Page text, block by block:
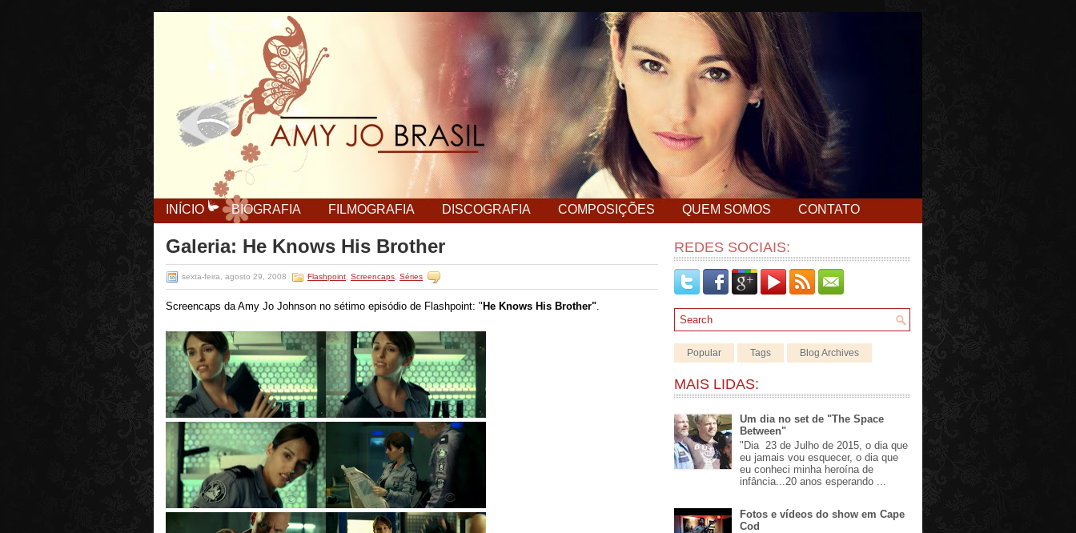
INÍCIO BIOGRAFIA FILMOGRAFIA DISCOGRAFIA COMPOSIÇÕES QUEM SOMOS CONTATO
Galeria: He Knows His Brother
sexta-feira, agosto 29, 2008 Flashpoint Screencaps Séries
Screencaps da Amy Jo Johnson no sétimo episódio de Flashpoint: " He Knows His Brother".
REDES SOCIAIS:
Popular Tags Blog Archives
MAIS LIDAS:
Um dia no set de "The Space
Between"
"Dia 23 de Julho de 2015, o dia que
eu jamais vou esquecer, o dia que
eu conheci minha heroína de
infância...20 anos esperando ...
Fotos e vídeos do show em Cape
Cod